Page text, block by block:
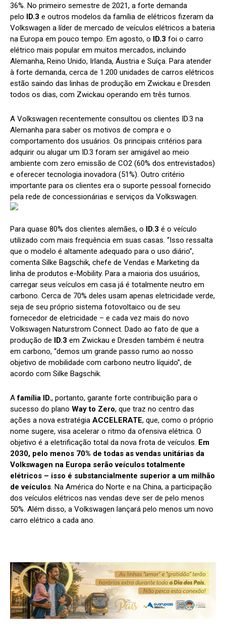
36%. No primeiro semestre de 2021, a forte demanda
pelo ID.3 e outros modelos da família de elétricos fizeram da
Volkswagen a líder de mercado de veículos elétricos a bateria
na Europa em pouco tempo. Em agosto, o ID.3 foi o carro
elétrico mais popular em muitos mercados, incluindo
Alemanha, Reino Unido, Irlanda, Áustria e Suíça. Para atender
à forte demanda, cerca de 1.200 unidades de carros elétricos
estão saindo das linhas de produção em Zwickau e Dresden
todos os dias, com Zwickau operando em três turnos.
A Volkswagen recentemente consultou os clientes ID.3 na
Alemanha para saber os motivos de compra e o
comportamento dos usuários. Os principais critérios para
adquirir ou alugar um ID.3 foram ser amigável ao meio
ambiente com zero emissão de CO2 (60% dos entrevistados)
e oferecer tecnologia inovadora (51%). Outro critério
importante para os clientes era o suporte pessoal fornecido
pela rede de concessionárias e serviços da Volkswagen.
Para quase 80% dos clientes alemães, o ID.3 é o veículo
utilizado com mais frequência em suas casas. “Isso ressalta
que o modelo é altamente adequado para o uso diário”,
comenta Silke Bagschik, chefe de Vendas e Marketing da
linha de produtos e-Mobility. Para a maioria dos usuários,
carregar seus veículos em casa já é totalmente neutro em
carbono. Cerca de 70% deles usam apenas eletricidade verde,
seja de seu próprio sistema fotovoltaico ou de seu
fornecedor de eletricidade – e cada vez mais do novo
Volkswagen Naturstrom Connect. Dado ao fato de que a
produção de ID.3 em Zwickau e Dresden também é neutra
em carbono, “demos um grande passo rumo ao nosso
objetivo de mobilidade com carbono neutro líquido”, de
acordo com Silke Bagschik.
Afamília ID., portanto, garante forte contribuição para o
sucesso do plano Way to Zero, que traz no centro das
ações a nova estratégia ACCELERATE, que, como o próprio
nome sugere, visa acelerar o ritmo da ofensiva elétrica. O
objetivo é a eletrificação total da nova frota de veículos. Em
2030, pelo menos 70% de todas as vendas unitárias da
Volkswagen na Europa serão veículos totalmente
elétricos – isso é substancialmente superior a um milhão
de veículos. Na América do Norte e na China, a participação
dos veículos elétricos nas vendas deve ser de pelo menos
50%. Além disso, a Volkswagen lançará pelo menos um novo
carro elétrico a cada ano.